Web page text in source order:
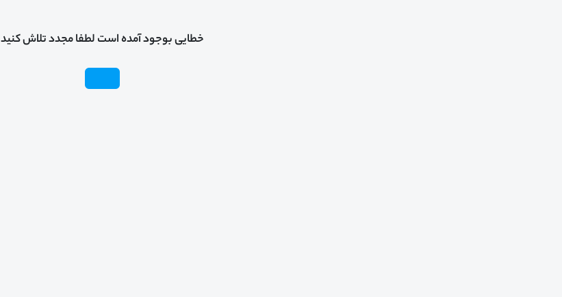
خطایی بوجود آمده است لطفا مجدد تلاش کنید